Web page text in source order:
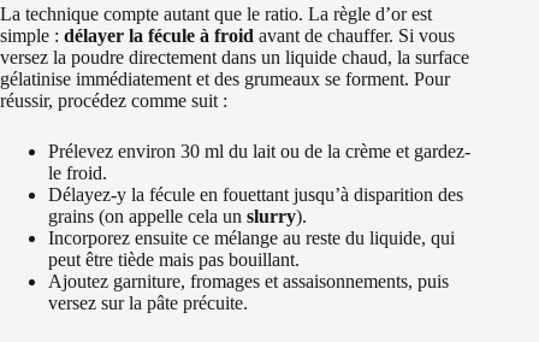
La technique compte autant que le ratio. La règle d’or est
simple : délayer la fécule à froid avant de chauffer. Si vous
versez la poudre directement dans un liquide chaud, la surface
gélatinise immédiatement et des grumeaux se forment. Pour
réussir, procédez comme suit :
Prélevez environ 30 ml du lait ou de la crème et gardez-
le froid.
Délayez-y la fécule en fouettant jusqu’à disparition des
grains (on appelle cela un slurry).
Incorporez ensuite ce mélange au reste du liquide, qui
peut être tiède mais pas bouillant.
Ajoutez garniture, fromages et assaisonnements, puis
versez sur la pâte précuite.